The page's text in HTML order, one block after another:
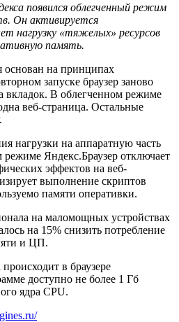
появился облегченный режим
Он активируется
нагрузку «тяжелых» ресурсов
память.
на принципах
запуске браузер заново
вкладок. В облегченном режиме
веб-страница. Остальные
нагрузки на аппаратную часть
Яндекс.Браузер отключает
эффектов на веб-
выполнение скриптов
памяти оперативки.
на маломощных устройствах
на 15% снизить потребление
и ЦП.
в браузере
доступно не более 1 Гб
ядра CPU.